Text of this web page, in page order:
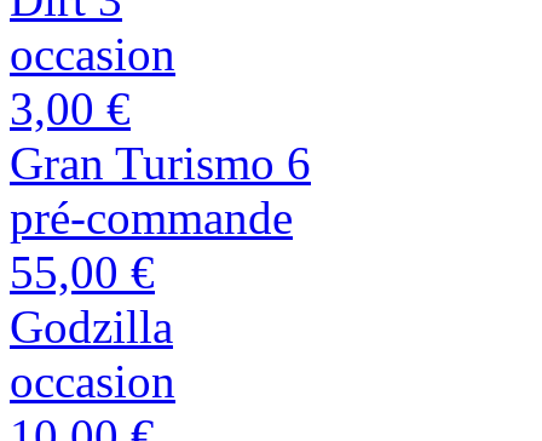
occasion
3,00 €
Gran Turismo 6
pré-commande
55,00 €
Godzilla
occasion